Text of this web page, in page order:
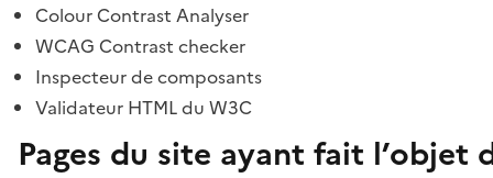
Colour Contrast Analyser
WCAG Contrast checker
Inspecteur de composants
Validateur HTML du W3C
Pages du site ayant fait